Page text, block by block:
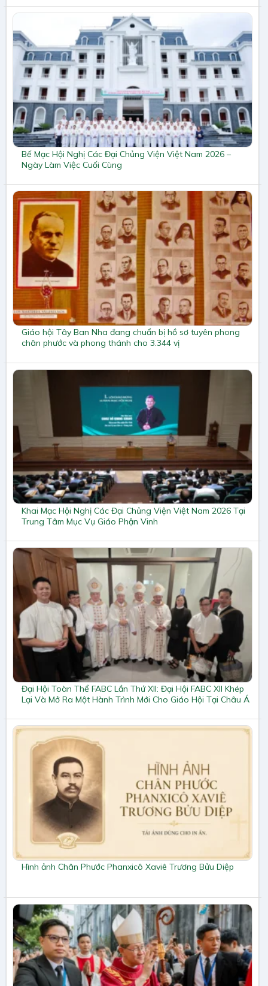
Bế Mạc Hội Nghị Các Đại Chủng Viện Việt Nam 2026 –
Ngày Làm Việc Cuối Cùng
Giáo hội Tây Ban Nha đang chuẩn bị hồ sơ tuyên phong
chân phước và phong thánh cho 3.344 vị
Khai Mạc Hội Nghị Các Đại Chủng Viện Việt Nam 2026 Tại
Trung Tâm Mục Vụ Giáo Phận Vinh
Đại Hội Toàn Thể FABC Lần Thứ XII: Đại Hội FABC XII Khép
Lại Và Mở Ra Một Hành Trình Mới Cho Giáo Hội Tại Châu Á
Hình ảnh Chân Phước Phanxicô Xaviê Trương Bửu Diệp